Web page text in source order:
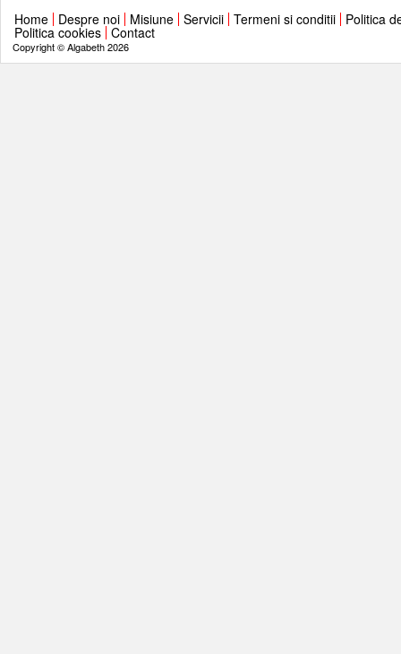
Home Despre noi Misiune Servicii Termeni si conditii Politica
Politica cookies Contact
Copyright © Algabeth 2026